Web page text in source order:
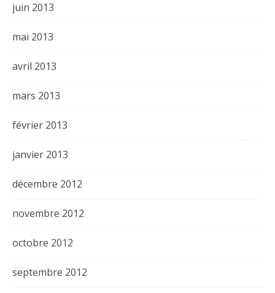
juin 2013
mai 2013
avril 2013
mars 2013
février 2013
janvier 2013
décembre 2012
novembre 2012
octobre 2012
septembre 2012